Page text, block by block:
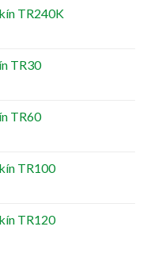
TR240K
TR30
TR60
TR100
TR120